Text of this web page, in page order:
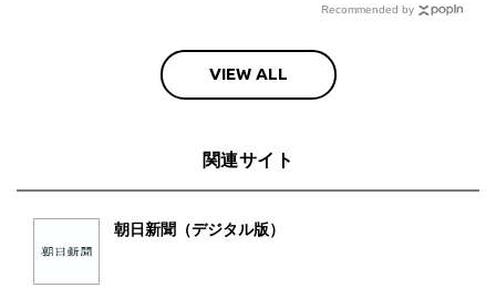
Recommended by
VIEW ALL
関連サイト
朝日新聞（デジタル版）